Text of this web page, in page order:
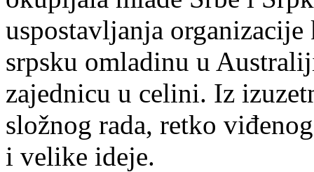
uspostavljanja
srpsku omladinu u
zajednicu u celini. Iz
složnog rada, retko
i velike ideje.